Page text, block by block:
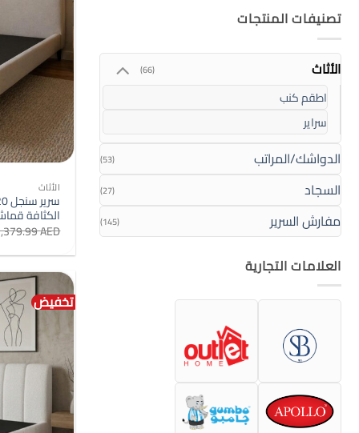
تصنيفات المنتجات
الأثاث (66)
اطقم كنب
سراير
الدواشك/المراتب (53)
السجاد (27)
مفارش السرير (145)
العلامات التجارية
الأثاث
الكثافة
AED
تخفيض